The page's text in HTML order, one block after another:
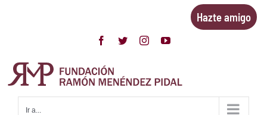
Hazte amigo
Facebook
TwitterInstagramYouTube
Ir a...